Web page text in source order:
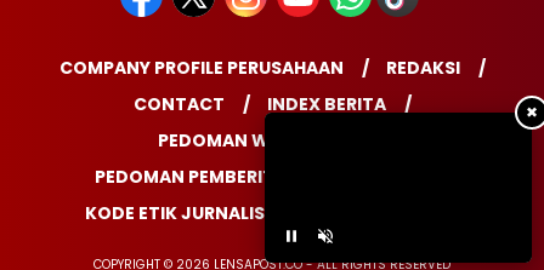
✖
COMPANY PROFILE PERUSAHAAN
REDAKSI
CONTACT
INDEX BERITA
PEDOMAN WARTAWAN
PEDOMAN PEMBERITAAN MEDIA SIBER
KODE ETIK JURNALISTIK
COPYRIGHT © 2026 LENSAPOST.CO - ALL RIGHTS RESERVED